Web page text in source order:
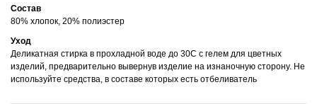
Состав
80% хлопок, 20% полиэстер
Уход
Деликатная стирка в прохладной воде до 30С с гелем для цветных
изделий, предварительно вывернув изделие на изнаночную сторону. Не
используйте средства, в составе которых есть отбеливатель